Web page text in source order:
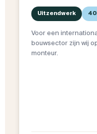
Uitzendwerk
Voor een
bouwsector zijn wij
monteur.